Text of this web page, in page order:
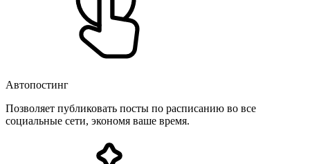
Автопостинг
Позволяет публиковать посты по расписанию во все
социальные сети, экономя ваше время.